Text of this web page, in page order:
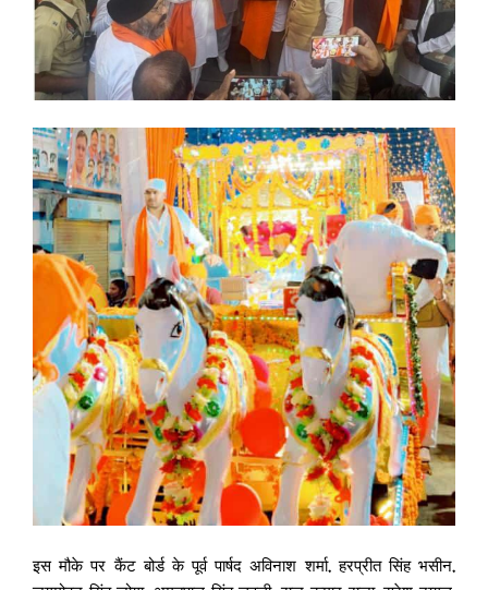
इस मौके पर कैंट बोर्ड के पूर्व पार्षद अविनाश शर्मा, हरप्रीत सिंह भसीन,